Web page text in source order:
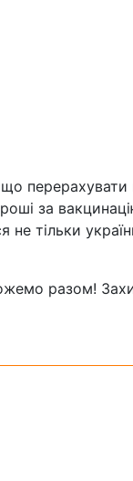
перерахувати
за
тільки
разом!